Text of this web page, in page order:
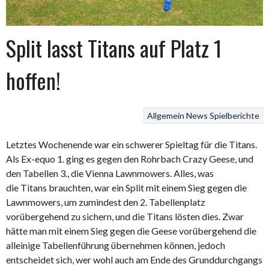
Split lasst Titans auf Platz 1
hoffen!
Allgemein News Spielberichte
Letztes Wochenende war ein schwerer Spieltag für die Titans.
Als Ex-equo 1. ging es gegen den Rohrbach Crazy Geese, und
den Tabellen 3., die Vienna Lawnmowers. Alles, was
die Titans brauchten, war ein Split mit einem Sieg gegen die
Lawnmowers, um zumindest den 2. Tabellenplatz
vorübergehend zu sichern, und die Titans lösten dies. Zwar
hätte man mit einem Sieg gegen die Geese vorübergehend die
alleinige Tabellenführung übernehmen können, jedoch
entscheidet sich, wer wohl auch am Ende des Grunddurchgangs